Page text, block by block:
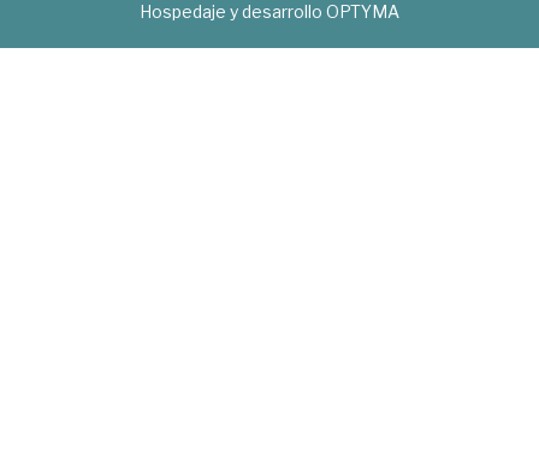
Hospedaje y desarrollo OPTYMA